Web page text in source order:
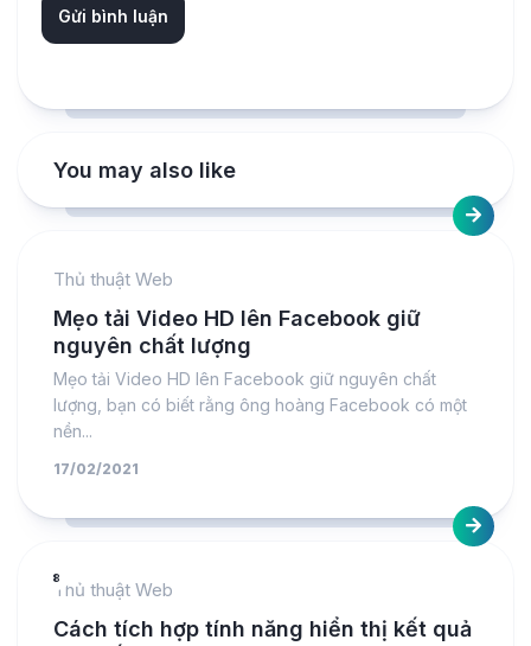
You may also like
Thủ thuật Web
Mẹo tải Video HD lên Facebook giữ
nguyên chất lượng
Mẹo tải Video HD lên Facebook giữ nguyên chất
lượng, bạn có biết rằng ông hoàng Facebook có một
nền...
17/02/2021
8
Thủ thuật Web
Cách tích hợp tính năng hiển thị kết quả